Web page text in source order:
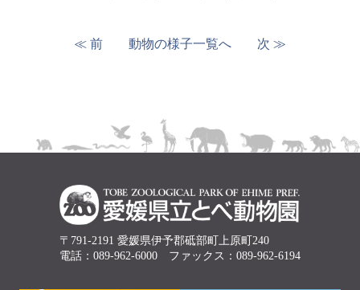
≪ 前 動物の様子一覧へ 次 ≫
〒791-2191 愛媛県伊予郡砥部町上原町240
電話：089-962-6000 ファックス：089-962-6194